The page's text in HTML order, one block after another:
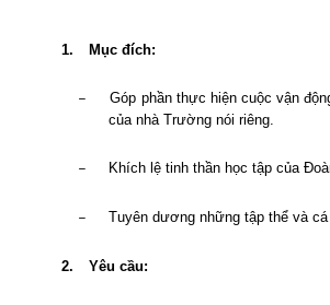
1. Mục đích:
–
Góp phần thực hiện cuộc vận
của nhà Trường nói riêng.
– Khích lệ tinh thần học tập của
– Tuyên dương những tập thể và
2. Yêu cầu: